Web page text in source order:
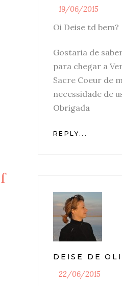
19/06/2015
Oi Deise td bem?
Gostaria de
para chegar a
Sacre Coeur de
necessidade de
Obrigada
REPLY...
DEISE DE
22/06/2015